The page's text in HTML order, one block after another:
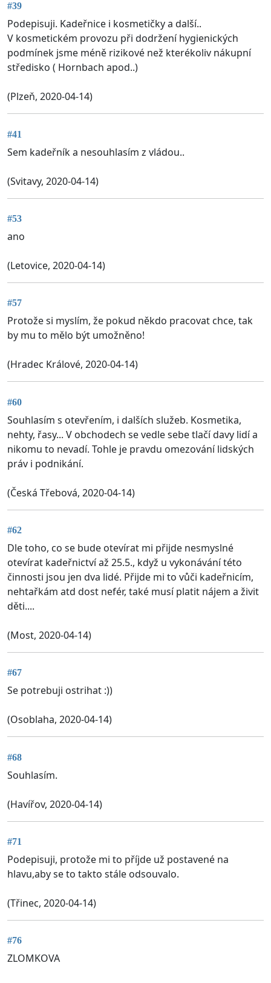
#39
Podepisuji. Kadeřnice i kosmetičky a další..
V kosmetickém provozu při dodržení hygienických
podmínek jsme méně rizikové než kterékoliv nákupní
středisko ( Hornbach apod..)
(Plzeň, 2020-04-14)
#41
Sem kadeřník a nesouhlasím z vládou..
(Svitavy, 2020-04-14)
#53
ano
(Letovice, 2020-04-14)
#57
Protože si myslím, že pokud někdo pracovat chce, tak
by mu to mělo být umožněno!
(Hradec Králové, 2020-04-14)
#60
Souhlasím s otevřením, i dalších služeb. Kosmetika,
nehty, řasy... V obchodech se vedle sebe tlačí davy lidí a
nikomu to nevadí. Tohle je pravdu omezování lidských
práv i podnikání.
(Česká Třebová, 2020-04-14)
#62
Dle toho, co se bude otevírat mi přijde nesmyslné
otevírat kadeřnictví až 25.5., když u vykonávání této
činnosti jsou jen dva lidé. Přijde mi to vůči kadeřnicím,
nehtařkám atd dost nefér, také musí platit nájem a živit
děti....
(Most, 2020-04-14)
#67
Se potrebuji ostrihat :))
(Osoblaha, 2020-04-14)
#68
Souhlasím.
(Havířov, 2020-04-14)
#71
Podepisuji, protože mi to příjde už postavené na
hlavu,aby se to takto stále odsouvalo.
(Třinec, 2020-04-14)
#76
ZLOMKOVA